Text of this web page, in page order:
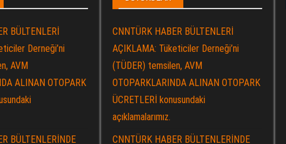
BÜLTENLERİ
Derneği’ni
AVM
ALINAN OTOPARK
BÜLTENLERİNDE
CNNTÜRK HABER BÜLTENLERİ
AÇIKLAMA: Tüketiciler Derneği’ni
(TÜDER) temsilen, AVM
OTOPARKLARINDA ALINAN OTOPARK
ÜCRETLERİ konusundaki
açıklamalarımız.
CNNTÜRK HABER BÜLTENLERİNDE